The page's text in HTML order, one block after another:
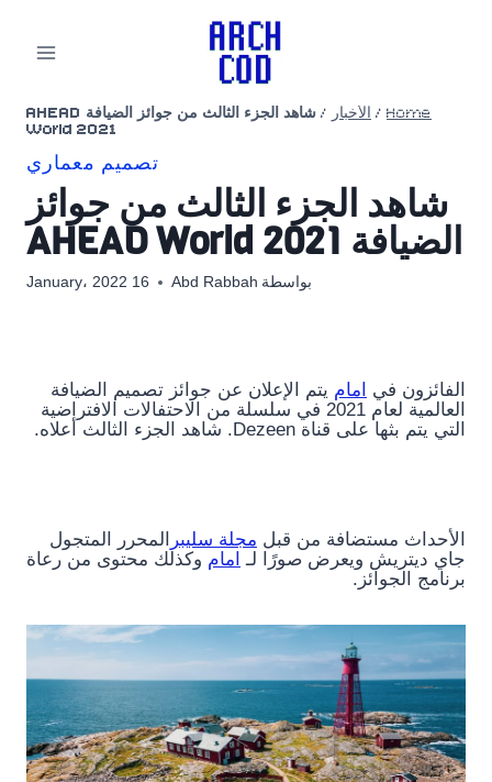
Home
/ الأخبار /
شاهد الجزء الثالث من جوائز الضيافة AHEAD
World 2021
تصميم معماري
شاهد الجزء الثالث من جوائز
الضيافة AHEAD World 2021
بواسطة Abd Rabbah 16 January، 2022
الفائزون في امام يتم الإعلان عن جوائز تصميم الضيافة
العالمية لعام 2021 في سلسلة من الاحتفالات الافتراضية
التي يتم بثها على قناة Dezeen. شاهد الجزء الثالث أعلاه.
الأحداث مستضافة من قبل مجلة سليبر المحرر المتجول
جاي ديتريش ويعرض صورًا لـ امام وكذلك محتوى من رعاة
برنامج الجوائز.